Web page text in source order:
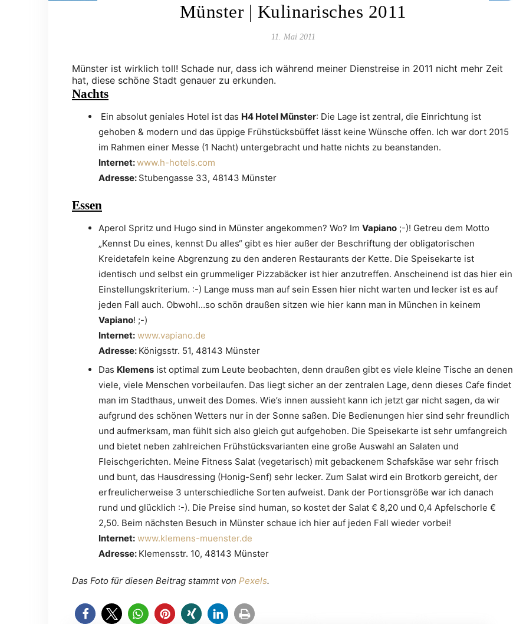
Münster | Kulinarisches 2011
11. Mai 2011
Münster ist wirklich toll! Schade nur, dass ich während meiner Dienstreise in 2011 nicht mehr Zeit
hat, diese schöne Stadt genauer zu erkunden.
Nachts
Ein absolut geniales Hotel ist das H4 Hotel Münster: Die Lage ist zentral, die Einrichtung ist
gehoben & modern und das üppige Frühstücksbüffet lässt keine Wünsche offen. Ich war dort 2015
im Rahmen einer Messe (1 Nacht) untergebracht und hatte nichts zu beanstanden.
Internet:www.h-hotels.com
Adresse: Stubengasse 33, 48143 Münster
Essen
Aperol Spritz und Hugo sind in Münster angekommen? Wo? Im Vapiano ;-)! Getreu dem Motto
„Kennst Du eines, kennst Du alles“ gibt es hier außer der Beschriftung der obligatorischen
Kreidetafeln keine Abgrenzung zu den anderen Restaurants der Kette. Die Speisekarte ist
identisch und selbst ein grummeliger Pizzabäcker ist hier anzutreffen. Anscheinend ist das hier ein
Einstellungskriterium. :-) Lange muss man auf sein Essen hier nicht warten und lecker ist es auf
jeden Fall auch. Obwohl…so schön draußen sitzen wie hier kann man in München in keinem
Vapiano! ;-)
Internet: www.vapiano.de
Adresse: Königsstr. 51, 48143 Münster
Das Klemens ist optimal zum Leute beobachten, denn draußen gibt es viele kleine Tische an denen
viele, viele Menschen vorbeilaufen. Das liegt sicher an der zentralen Lage, denn dieses Cafe findet
man im Stadthaus, unweit des Domes. Wie’s innen aussieht kann ich jetzt gar nicht sagen, da wir
aufgrund des schönen Wetters nur in der Sonne saßen. Die Bedienungen hier sind sehr freundlich
und aufmerksam, man fühlt sich also gleich gut aufgehoben. Die Speisekarte ist sehr umfangreich
und bietet neben zahlreichen Frühstücksvarianten eine große Auswahl an Salaten und
Fleischgerichten. Meine Fitness Salat (vegetarisch) mit gebackenem Schafskäse war sehr frisch
und bunt, das Hausdressing (Honig-Senf) sehr lecker. Zum Salat wird ein Brotkorb gereicht, der
erfreulicherweise 3 unterschiedliche Sorten aufweist. Dank der Portionsgröße war ich danach
rund und glücklich :-). Die Preise sind human, so kostet der Salat € 8,20 und 0,4 Apfelschorle €
2,50. Beim nächsten Besuch in Münster schaue ich hier auf jeden Fall wieder vorbei!
Internet: www.klemens-muenster.de
Adresse: Klemensstr. 10, 48143 Münster
Das Foto für diesen Beitrag stammt von Pexels.